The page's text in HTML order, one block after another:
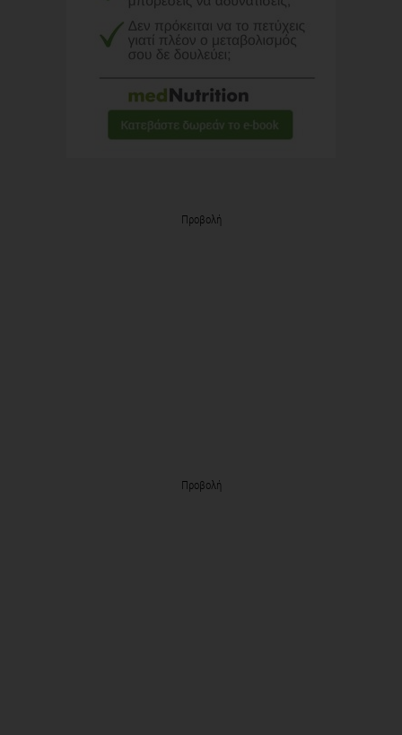
Προβολή
Προβολή